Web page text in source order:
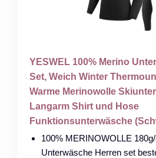
YESWEL 100% Merino
Set, Weich Winter
Warme Merinowolle
Langarm Shirt und Hose
Funktionsunterwäsche
100% MERINOWOLLE
Unterwäsche Herren set